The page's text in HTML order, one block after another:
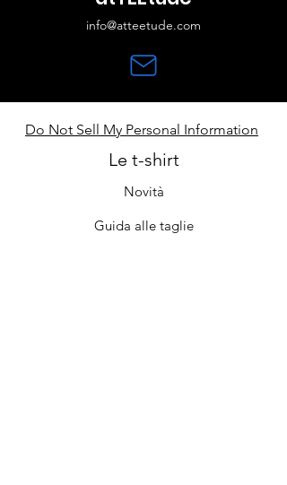
info@atteetude.com
Do Not Sell My Personal Information
Le t-shirt
Novità
Guida alle taglie